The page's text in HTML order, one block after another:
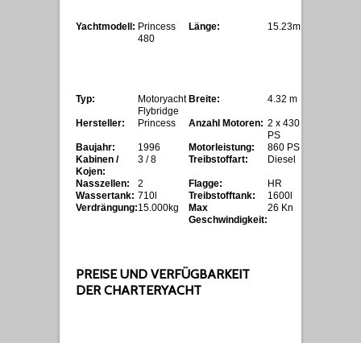
Yachtmodell: Princess
480
Länge: 15.23m
Typ:
Motoryacht
Flybridge
Breite: 4.32 m
Hersteller: Princess Anzahl Motoren: 2 x 430
PS
Baujahr:
1996 Motorleistung:
860 PS
Kabinen /
Kojen:
3 / 8 Treibstoffart: Diesel
Nasszellen: 2 Flagge:
HR
Wassertank: 710l Treibstofftank:
1600l
Verdrängung:15.000kg
Max
Geschwindigkeit:
26 Kn
PREISE UND VERFÜGBARKEIT
DER CHARTERYACHT